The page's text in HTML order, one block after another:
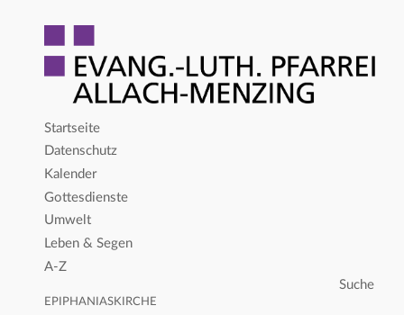
Startseite
Datenschutz
Kalender
Gottesdienste
Umwelt
Leben & Segen
A-Z
EPIPHANIASKIRCHE